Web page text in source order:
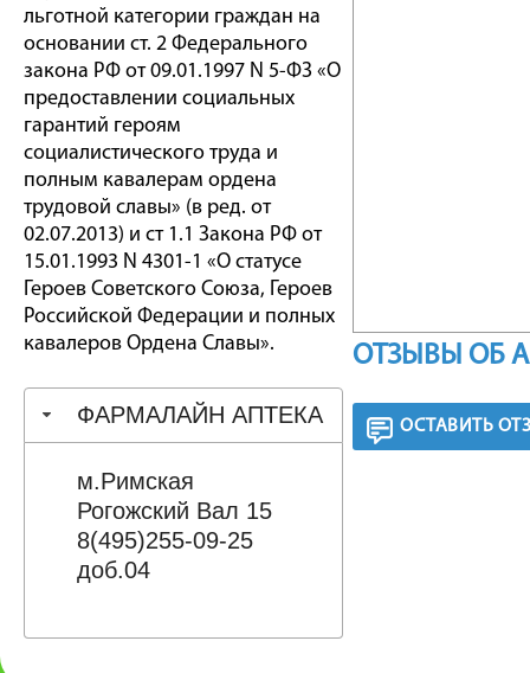
льготной категории граждан на
основании ст. 2 Федерального
закона РФ от 09.01.1997 N 5-ФЗ «О
предоставлении социальных
гарантий героям
социалистического труда и
полным кавалерам ордена
трудовой славы» (в ред. от
02.07.2013) и ст 1.1 Закона РФ от
15.01.1993 N 4301-1 «О статусе
Героев Советского Союза, Героев
Российской Федерации и полных
кавалеров Ордена Славы».
ФАРМАЛАЙН АПТЕКА
м.Римская
Рогожский Вал 15
8(495)255-09-25
доб.04
ОТЗЫВЫ ОБ
ОСТАВИТЬ